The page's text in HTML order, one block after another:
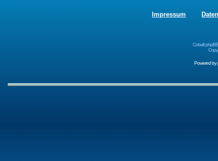
Impressum
Cobalt
Powered by